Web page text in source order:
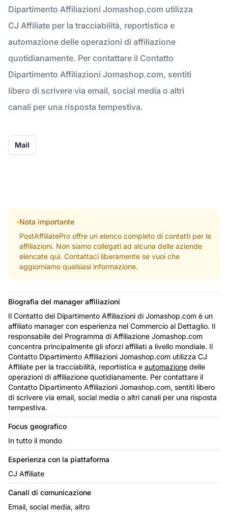
Dipartimento Affiliazioni Jomashop.com utilizza
CJ Affiliate per la tracciabilità, reportistica e
automazione delle operazioni di affiliazione
quotidianamente. Per contattare il Contatto
Dipartimento Affiliazioni Jomashop.com, sentiti
libero di scrivere via email, social media o altri
canali per una risposta tempestiva.
Mail
Nota importante
PostAffiliatePro offre un elenco completo di contatti per le
affiliazioni. Non siamo collegati ad alcuna delle aziende
elencate qui. Contattaci liberamente se vuoi che
aggiorniamo qualsiasi informazione.
Biografia del manager affiliazioni
Il Contatto del Dipartimento Affiliazioni di Jomashop.com è un
affiliato manager con esperienza nel Commercio al Dettaglio. Il
responsabile del Programma di Affiliazione Jomashop.com
concentra principalmente gli sforzi affiliati a livello mondiale. Il
Contatto Dipartimento Affiliazioni Jomashop.com utilizza CJ
Affiliate per la tracciabilità, reportistica e automazione delle
operazioni di affiliazione quotidianamente. Per contattare il
Contatto Dipartimento Affiliazioni Jomashop.com, sentiti libero
di scrivere via email, social media o altri canali per una risposta
tempestiva.
Focus geografico
In tutto il mondo
Esperienza con la piattaforma
CJ Affiliate
Canali di comunicazione
Email, social media, altro